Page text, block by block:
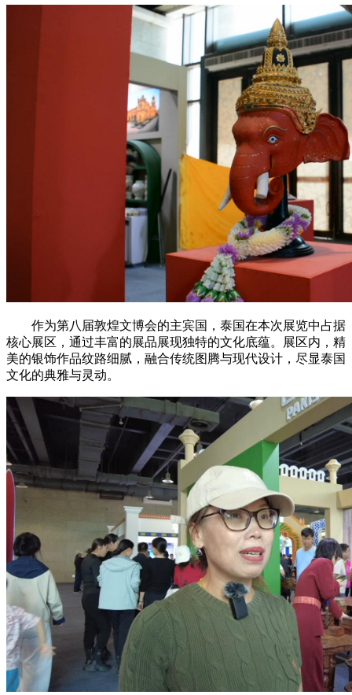
作为第八届敦煌文博会的主宾国，泰国在本次展览中占据
核心展区，通过丰富的展品展现独特的文化底蕴。展区内，精
美的银饰作品纹路细腻，融合传统图腾与现代设计，尽显泰国
文化的典雅与灵动。